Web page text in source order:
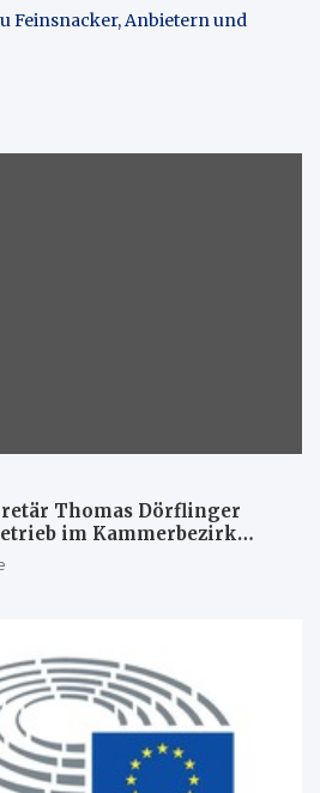
Feinsnacker, Anbietern und
Thomas Dörflinger
im Kammerbezirk